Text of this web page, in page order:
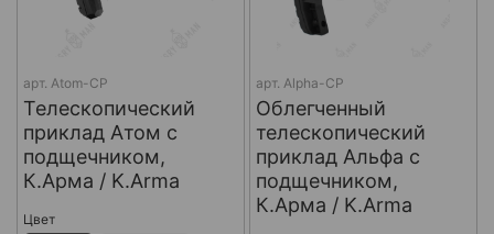
арт. Atom-CP
Телескопический
приклад Атом с
подщечником,
К.Арма / K.Arma
Цвет
арт. Alpha-CP
Облегченный
телескопический
приклад Альфа с
подщечником,
К.Арма / K.Arma